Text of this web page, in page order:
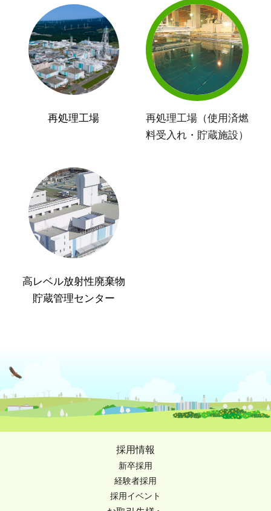
再処理工場
再処理工場（使用済燃
料受入れ・貯蔵施設）
高レベル放射性廃棄物
貯蔵管理センター
採用情報
新卒採用
経験者採用
採用イベント